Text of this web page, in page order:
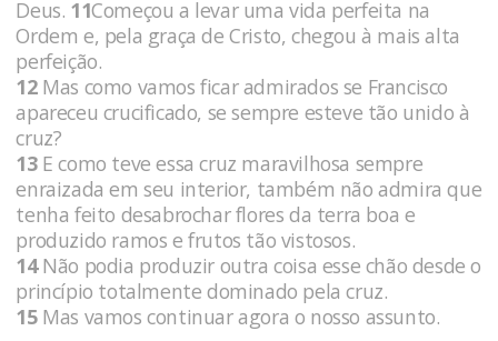
Deus. 11Começou a levar uma vida perfeita na
Ordem e, pela graça de Cristo, chegou à mais alta
perfeição.
12Mas como vamos ficar admirados se Francisco
apareceu crucificado, se sempre esteve tão unido à
cruz?
13E como teve essa cruz maravilhosa sempre
enraizada em seu interior, também não admira que
tenha feito desabrochar flores da terra boa e
produzido ramos e frutos tão vistosos.
14Não podia produzir outra coisa esse chão desde o
princípio totalmente dominado pela cruz.
15Mas vamos continuar agora o nosso assunto.